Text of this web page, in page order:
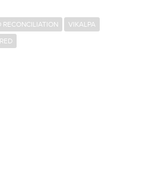
RECONCILIATION
VIKALPA